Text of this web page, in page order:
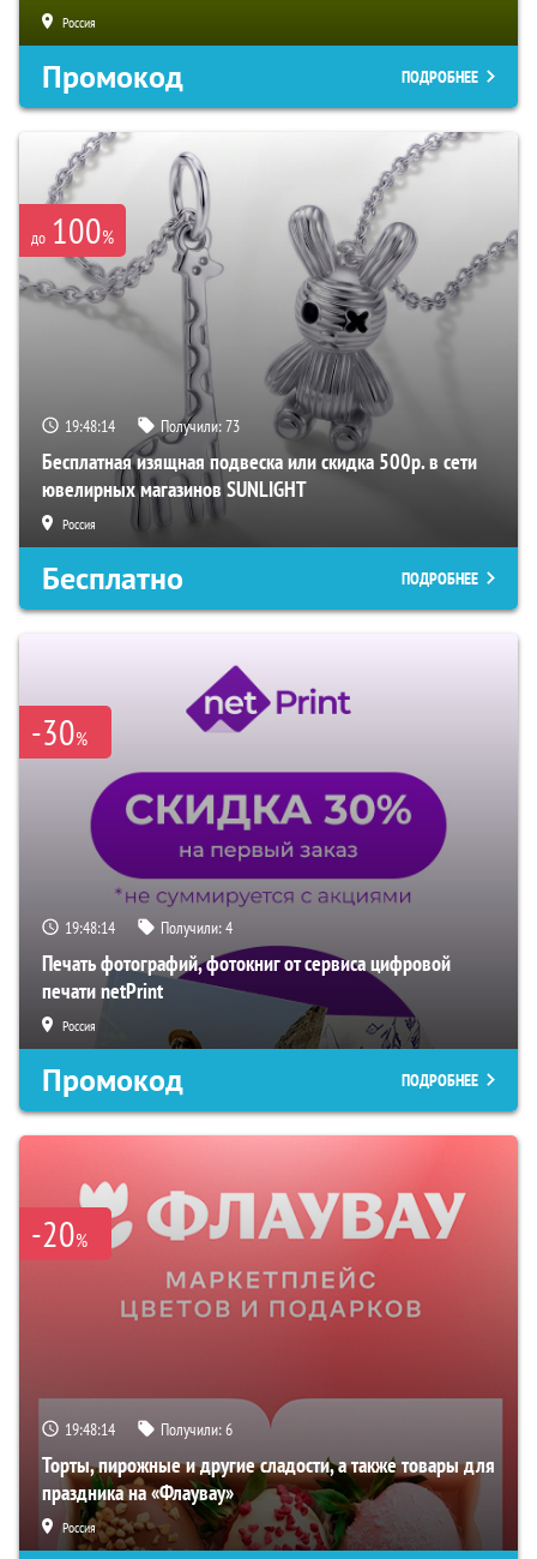
Россия
Промокод ПОДРОБНЕЕ
до 100%
19:48:13 Получили:73
Бесплатная изящная подвеска или скидка 500р. в сети
ювелирных магазинов SUNLIGHT
Россия
Бесплатно ПОДРОБНЕЕ
-30%
19:48:13 Получили:4
Печать фотографий, фотокниг от сервиса цифровой
печати netPrint
Россия
Промокод ПОДРОБНЕЕ
-20%
19:48:13 Получили:6
Торты, пирожные и другие сладости, а также товары для
праздника на «Флаувау»
Россия